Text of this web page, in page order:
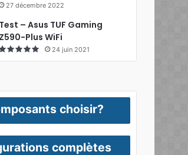
27 décembre 2022
Test – Asus TUF Gaming
Z590-Plus WiFi
24 juin 2021
choisir?
complètes